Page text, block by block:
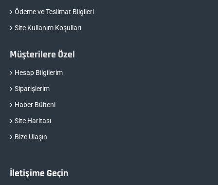
Ödeme ve Teslimat Bilgileri
Site Kullanım Koşulları
Müşterilere Özel
Hesap Bilgilerim
Siparişlerim
Haber Bülteni
Site Haritası
Bize Ulaşın
İletişime Geçin